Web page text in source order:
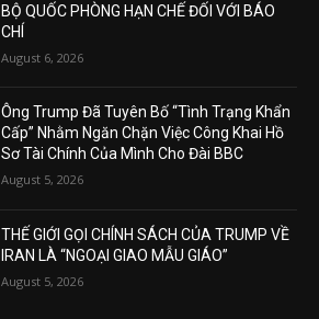
BỘ QUỐC PHÒNG HẠN CHẾ ĐỐI VỚI BÁO
CHÍ
August 6, 2026
Ông Trump Đã Tuyên Bố “Tình Trạng Khẩn
Cấp” Nhằm Ngăn Chặn Việc Công Khai Hồ
Sơ Tài Chính Của Mình Cho Đài BBC
August 5, 2026
THẾ GIỚI GỌI CHÍNH SÁCH CỦA TRUMP VỀ
IRAN LÀ “NGOẠI GIAO MẪU GIÁO”
August 5, 2026